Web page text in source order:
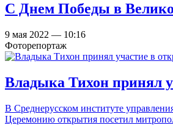
С Днем Победы в
9 мая 2022 — 10:16
Фоторепортаж
Владыка Тихон принял
В Среднерусском институте
Церемонию открытия посетил